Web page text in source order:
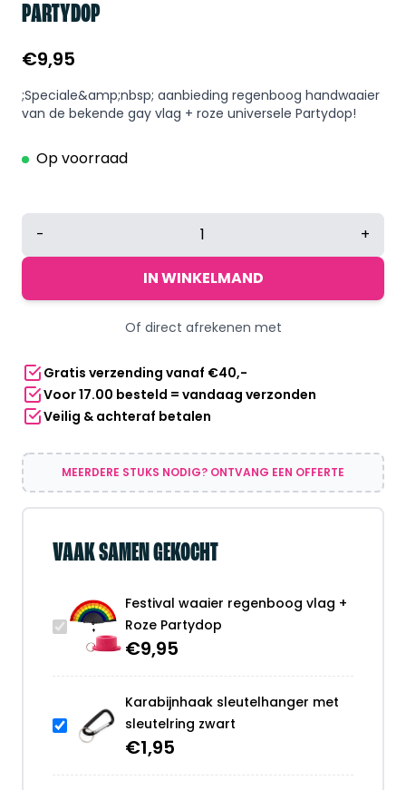
PARTYDOP
€9,95
;Speciale&amp;nbsp; aanbieding regenboog handwaaier
van de bekende gay vlag + roze universele Partydop!
Op voorraad
Festival
regenboog
aantal
- +
IN WINKELMAND
Of direct afrekenen met
Gratis verzending vanaf €40,-
Voor 17.00 besteld = vandaag verzonden
Veilig & achteraf betalen
MEERDERE STUKS NODIG? ONTVANG EEN OFFERTE
VAAK SAMEN GEKOCHT
Festival waaier regenboog vlag +
Roze Partydop
€9,95
Karabijnhaak sleutelhanger met
sleutelring zwart
€1,95